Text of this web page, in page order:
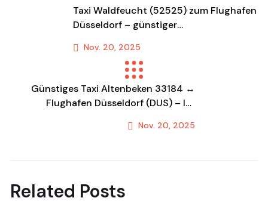
Taxi Waldfeucht (52525) zum Flughafen
Düsseldorf – günstiger
Nov. 20, 2025
Previous Post
Günstiges Taxi Altenbeken 33184 ↔
Flughafen Düsseldorf (DUS) – Ihr
Nov. 20, 2025
Related Posts